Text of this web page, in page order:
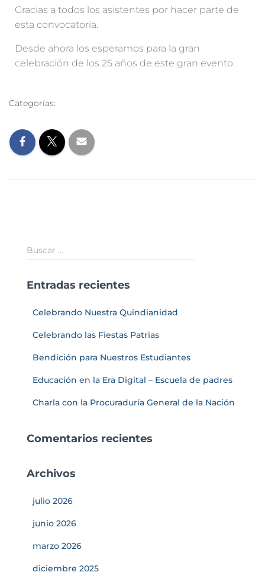
Gracias a todos los asistentes por hacer parte de
esta convocatoria.
Desde ahora los esperamos para la gran
celebración de los 25 años de este gran evento.
Categorías:
Buscar …
Entradas recientes
Celebrando Nuestra Quindianidad
Celebrando las Fiestas Patrias
Bendición para Nuestros Estudiantes
Educación en la Era Digital – Escuela de padres
Charla con la Procuraduría General de la Nación
Comentarios recientes
Archivos
julio 2026
junio 2026
marzo 2026
diciembre 2025